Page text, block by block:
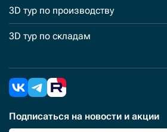
3D тур по производству
3D тур по складам
Подписаться на новости и акции